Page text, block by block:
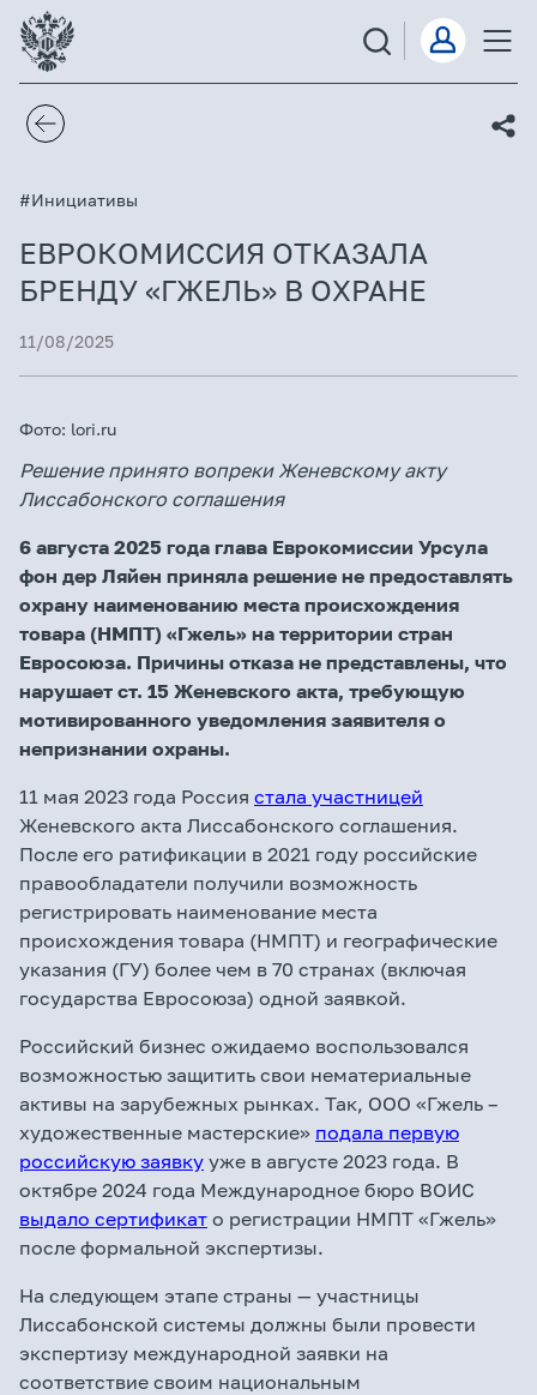
#Инициативы
ЕВРОКОМИССИЯ ОТКАЗАЛА
БРЕНДУ «ГЖЕЛЬ» В ОХРАНЕ
11/08/2025
Фото: lori.ru
Решение принято вопреки Женевскому акту
Лиссабонского соглашения
6 августа 2025 года глава Еврокомиссии Урсула
фон дер Ляйен приняла решение не предоставлять
охрану наименованию места происхождения
товара (НМПТ) «Гжель» на территории стран
Евросоюза. Причины отказа не представлены, что
нарушает ст. 15 Женевского акта, требующую
мотивированного уведомления заявителя о
непризнании охраны.
11 мая 2023 года Россия стала участницей
Женевского акта Лиссабонского соглашения.
После его ратификации в 2021 году российские
правообладатели получили возможность
регистрировать наименование места
происхождения товара (НМПТ) и географические
указания (ГУ) более чем в 70 странах (включая
государства Евросоюза) одной заявкой.
Российский бизнес ожидаемо воспользовался
возможностью защитить свои нематериальные
активы на зарубежных рынках. Так, ООО «Гжель –
художественные мастерские» подала первую
российскую заявку уже в августе 2023 года. В
октябре 2024 года Международное бюро ВОИС
выдало сертификат о регистрации НМПТ «Гжель»
после формальной экспертизы.
На следующем этапе страны — участницы
Лиссабонской системы должны были провести
экспертизу международной заявки на
соответствие своим национальным